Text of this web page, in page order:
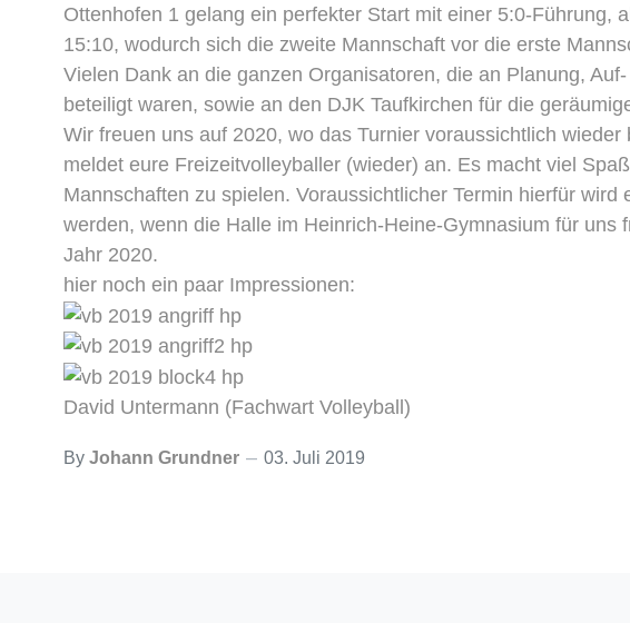
Ottenhofen 1 gelang ein perfekter Start mit einer 5:0-Führung,
15:10, wodurch sich die zweite Mannschaft vor die erste
Vielen Dank an die ganzen Organisatoren, die an Planung,
beteiligt waren, sowie an den DJK Taufkirchen für die
Wir freuen uns auf 2020, wo das Turnier voraussichtlich
meldet eure Freizeitvolleyballer (wieder) an. Es macht viel
Mannschaften zu spielen. Voraussichtlicher Termin hierfür
werden, wenn die Halle im Heinrich-Heine-Gymnasium für
Jahr 2020.
hier noch ein paar Impressionen:
David Untermann (Fachwart Volleyball)
By Johann Grundner 03. Juli 2019